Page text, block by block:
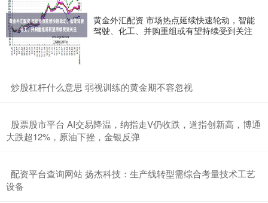
黄金外汇配资 市场热点延续快速轮动，智能
驾驶、化工、并购重组或有望持续受到关注
​炒股杠杆什么意思 弱视训练的黄金期不容忽视
​股票股市平台 AI交易降温，纳指走V仍收跌，道指创新高，博通
大跌超12%，原油下挫，金银反弹
​配资平台查询网站 扬杰科技：生产线转型需综合考量技术工艺
设备